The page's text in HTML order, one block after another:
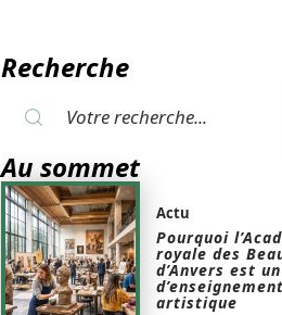
Recherche
Au sommet
Actu
Pourquoi
royale des
d’Anvers est
d’enseignement
artistique